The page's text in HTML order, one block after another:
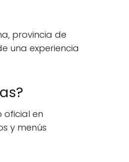
provincia de
una experiencia
oficial en
y menús